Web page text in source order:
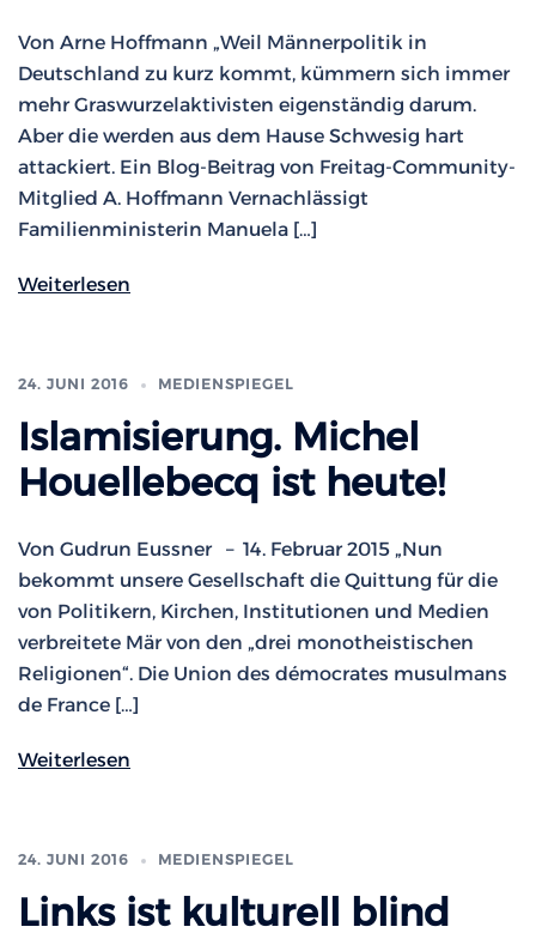
Von Arne Hoffmann „Weil Männerpolitik in
Deutschland zu kurz kommt, kümmern sich immer
mehr Graswurzelaktivisten eigenständig darum.
Aber die werden aus dem Hause Schwesig hart
attackiert. Ein Blog-Beitrag von Freitag-Community-
Mitglied A. Hoffmann Vernachlässigt
Familienministerin Manuela […]
Weiterlesen
24. JUNI 2016 MEDIENSPIEGEL
Islamisierung. Michel
Houellebecq ist heute!
Von Gudrun Eussner – 14. Februar 2015 „Nun
bekommt unsere Gesellschaft die Quittung für die
von Politikern, Kirchen, Institutionen und Medien
verbreitete Mär von den „drei monotheistischen
Religionen“. Die Union des démocrates musulmans
de France […]
Weiterlesen
24. JUNI 2016 MEDIENSPIEGEL
Links ist kulturell blind